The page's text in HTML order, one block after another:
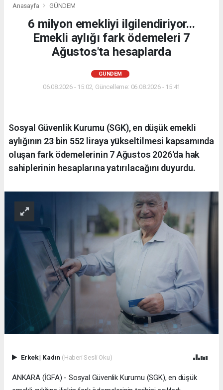
Anasayfa GÜNDEM
6 milyon emekliyi ilgilendiriyor...
Emekli aylığı fark ödemeleri 7
Ağustos'ta hesaplarda
GÜNDEM
06.08.2026 - 15:02, Güncelleme: 06.08.2026 - 15:41
Sosyal Güvenlik Kurumu (SGK), en düşük emekli
aylığının 23 bin 552 liraya yükseltilmesi kapsamında
oluşan fark ödemelerinin 7 Ağustos 2026'da hak
sahiplerinin hesaplarına yatırılacağını duyurdu.
Erkek| Kadın (Haberi Sesli Oku)
ANKARA (İGFA) - Sosyal Güvenlik Kurumu (SGK), en düşük